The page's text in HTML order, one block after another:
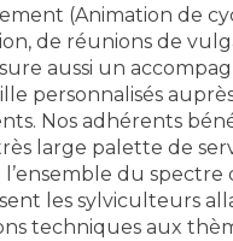
(Animation de
de réunions de
aussi un
personnalisés
Nos adhérents
large palette de
du spectre
les sylviculteurs
techniques aux